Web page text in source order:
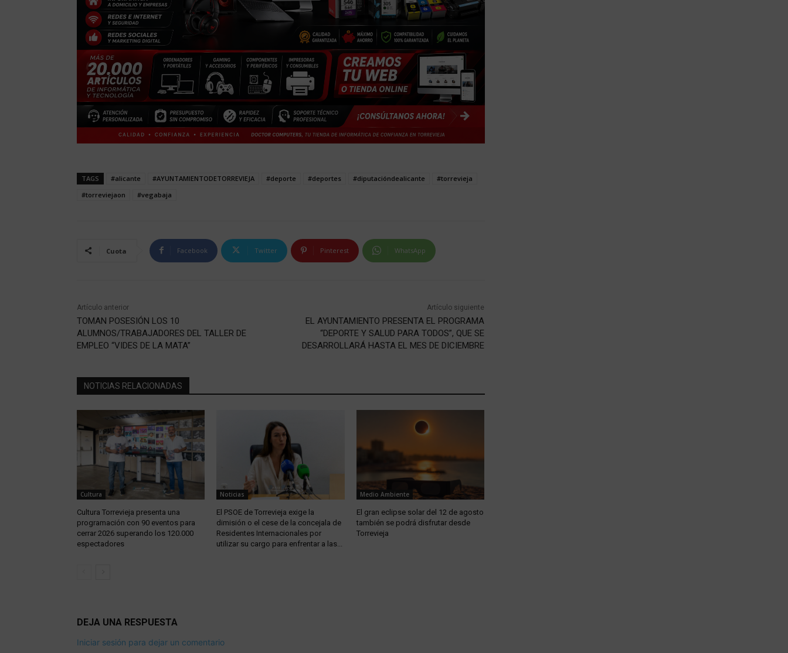
TAGS #alicante #AYUNTAMIENTODETORREVIEJA #deporte #deportes #diputacióndealicante
#torrevieja
#torreviejaon
#vegabaja
Cuota Facebook Twitter Pinterest WhatsApp
Artículo anterior
TOMAN POSESIÓN LOS 10
ALUMNOS/TRABAJADORES DEL TALLER DE
EMPLEO “VIDES DE LA MATA”
Artículo siguiente
EL AYUNTAMIENTO PRESENTA EL PROGRAMA
“DEPORTE Y SALUD PARA TODOS”, QUE SE
DESARROLLARÁ HASTA EL MES DE DICIEMBRE
NOTICIAS RELACIONADAS
Cultura
Cultura Torrevieja presenta una
programación con 90 eventos para
cerrar 2026 superando los 120.000
espectadores
Noticias
El PSOE de Torrevieja exige la
dimisión o el cese de la concejala de
Residentes Internacionales por
utilizar su cargo para enfrentar a las...
Medio Ambiente
El gran eclipse solar del 12 de agosto
también se podrá disfrutar desde
Torrevieja
DEJA UNA RESPUESTA
Iniciar sesión para dejar un comentario